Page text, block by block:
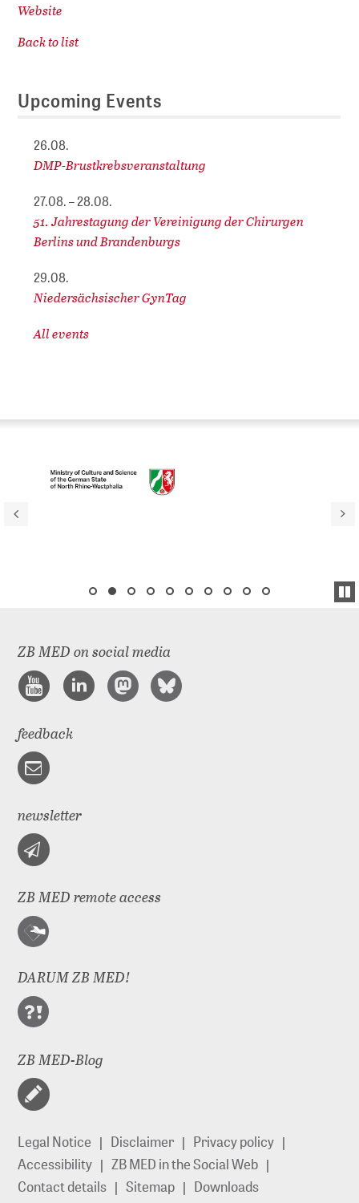
Website
Back to list
Upcoming Events
26.08.
DMP-Brustkrebsveranstaltung
27.08. – 28.08.
51. Jahrestagung der Vereinigung der Chirurgen
Berlins und Brandenburgs
29.08.
Niedersächsischer GynTag
All events
ZB MED on social media
feedback
newsletter
ZB MED remote access
DARUM ZB MED!
ZB MED-Blog
Legal Notice Disclaimer
Privacy policy
Accessibility
ZB MED in the Social Web
Contact details
Sitemap Downloads